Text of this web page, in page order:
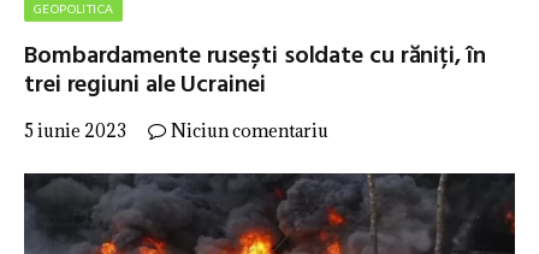
GEOPOLITICA
Bombardamente rusești soldate cu răniți, în
trei regiuni ale Ucrainei
5 iunie 2023 Niciun comentariu